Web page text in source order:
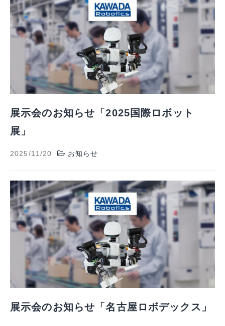
展示会のお知らせ「2025国際ロボット
展」
2025/11/20 お知らせ
展示会のお知らせ「名古屋ロボデックス」